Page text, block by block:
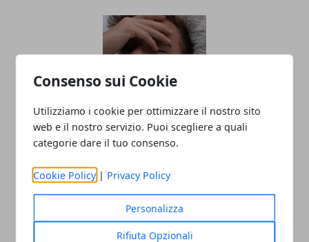
Consenso sui Cookie
Utilizziamo i cookie per ottimizzare il nostro sito
web e il nostro servizio. Puoi scegliere a quali
categorie dare il tuo consenso.
Cookie Policy | Privacy Policy
Personalizza
Rifiuta Opzionali
Come misurare la febbre senza
riconoscere i segnali e valutare con
precisione
09/01/2026